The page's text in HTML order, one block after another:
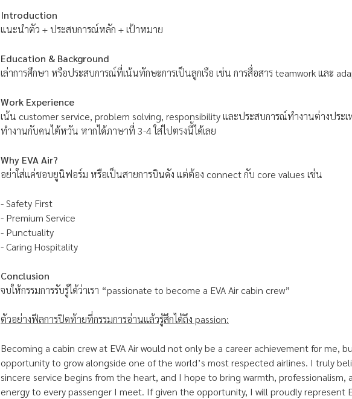
Introduction
แนะนำตัว + ประสบการณ์หลัก + เป้าหมาย
Education & Background
เล่าการศึกษา หรือประสบการณ์ที่เน้นทักษะการเป็นลูกเรือ เช่น การสื่อสาร teamwork และ
Work Experience
เน้น customer service, problem solving, responsibility และประสบการณ์ทำงานต่างประเ
ทำงานกับคนไต้หวัน หากได้ภาษาที่ 3-4 ใส่ไปตรงนี้ได้เลย
Why EVA Air?
อย่าใส่แค่ชอบยูนิฟอร์ม หรือเป็นสายการบินดัง แต่ต้อง connect กับ core values เช่น
- Safety First
- Premium Service
- Punctuality
- Caring Hospitality
Conclusion
จบให้กรรมการรับรู้ได้ว่าเรา “passionate to become a EVA Air cabin crew”
ตัวอย่างฟีลการปิดท้ายที่กรรมการอ่านแล้วรู้สึกได้ถึง passion:
Becoming a cabin crew at EVA Air would not only be a career achievement for me,
opportunity to grow alongside one of the world’s most respected airlines. I truly
sincere service begins from the heart, and I hope to bring warmth, professionalism,
energy to every passenger I meet. If given the opportunity, I will proudly represent